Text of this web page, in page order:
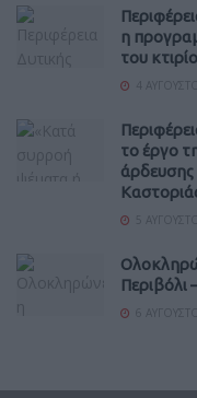
η
του
το έργο
Περιβόλι